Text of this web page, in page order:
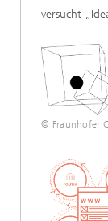
versucht
© Fraunhofer